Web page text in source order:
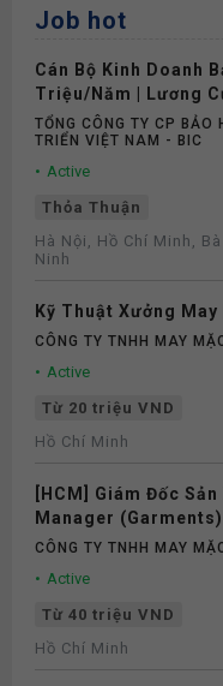
Job hot
Cán Bộ Kinh Doanh
Triệu/Năm | Lương
Số
TỔNG CÔNG TY CP
TRIỂN VIỆT NAM - BIC
Active
Thỏa Thuận
Hà Nội, Hồ Chí Minh,
Ninh
Kỹ Thuật Xưởng
CÔNG TY TNHH MAY
Active
Từ 20 triệu VND
Hồ Chí Minh
[HCM] Giám Đốc
Manager
CÔNG TY TNHH MAY
Active
Từ 40 triệu VND
Hồ Chí Minh